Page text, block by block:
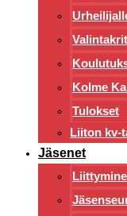
Kolme
Tulokset
Liiton kv-
Jäsenet